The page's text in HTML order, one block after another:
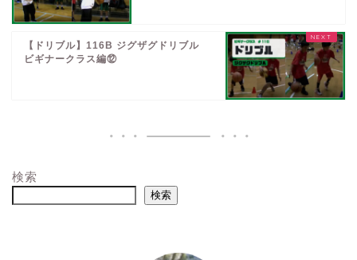
【ドリブル】116B ジグザグドリブル
ビギナークラス編⑫
検索
検索